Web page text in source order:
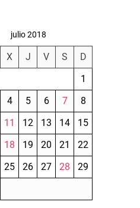
julio 2018
X J V S
D
1
4 5 6 7
8
11 12 13 14
15
18 19 20 21
22
25 26 27 28
29